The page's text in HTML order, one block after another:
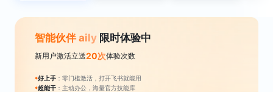
智能伙伴 aily 限时体验中
新用户激活立送20次体验次数
◆好上手 ：零门槛激活，打开飞书就能用
◆超能干 ：主动办公，海量官方技能库